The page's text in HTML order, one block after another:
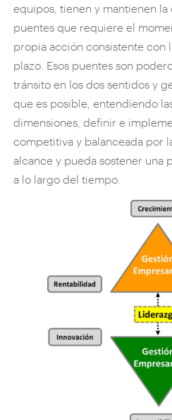
equipos, tienen y mantienen
puentes que requiere el
propia acción consistente con
plazo. Esos puentes son
tránsito en los dos sentidos y
que es posible, entendiendo
dimensiones, definir e
competitiva y balanceada por
alcance y pueda sostener una
a lo largo del tiempo.